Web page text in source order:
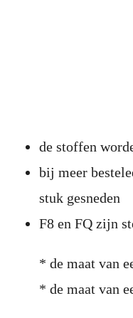
de stoffen
bij meer
stuk gesneden
F8 en FQ zijn
* de maat van
* de maat van